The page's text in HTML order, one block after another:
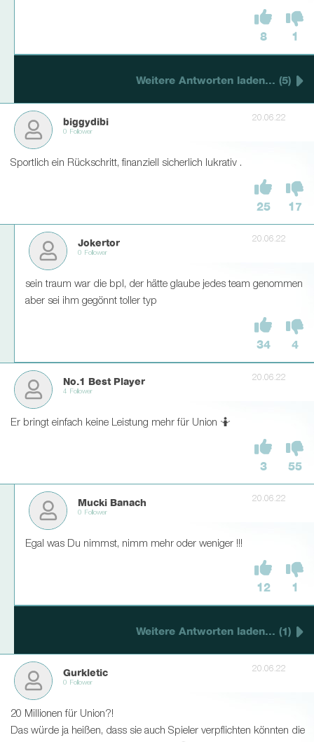
8 1
Weitere Antworten laden... (5)
biggydibi
0 Follower
20.06.22
Sportlich ein Rückschritt, finanziell sicherlich lukrativ .
25 17
Jokertor
0 Follower
20.06.22
sein traum war die bpl, der hätte glaube jedes team genommen
aber sei ihm gegönnt toller typ
34 4
No.1 Best Player
4 Follower
20.06.22
Er bringt einfach keine Leistung mehr für Union 🤷
3 55
Mucki Banach
0 Follower
20.06.22
Egal was Du nimmst, nimm mehr oder weniger !!!
12 1
Weitere Antworten laden... (1)
Gurkletic
0 Follower
20.06.22
20 Millionen für Union?!
Das würde ja heißen, dass sie auch Spieler verpflichten könnten die